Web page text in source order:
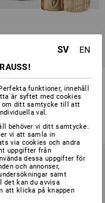
set 6200
kr
från 4 Set
SV
EN
funktioner, innehåll
är syftet med cookies
om ditt samtycke till att
val.
behöver vi ditt samtycke.
vi att samla in
via cookies och andra
uppgifter från
dessa uppgifter för
och annonser,
samt
det kan du avvisa
att klicka på knappen